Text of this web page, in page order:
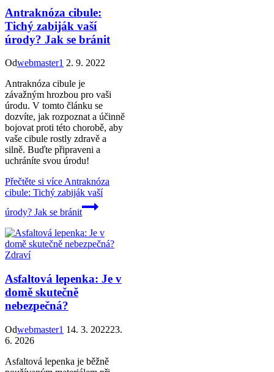
Antraknóza cibule:
Tichý zabiják vaší
úrody? Jak se bránit
Odwebmaster1 2. 9. 2022
Antraknóza cibule je
závažným hrozbou pro vaši
úrodu. V tomto článku se
dozvíte, jak rozpoznat a účinně
bojovat proti této chorobě, aby
vaše cibule rostly zdravě a
silně. Buďte připraveni a
uchráníte svou úrodu!
Přečtěte si víceAntraknóza
cibule: Tichý zabiják vaší
úrody? Jak se bránit
Zdraví
Asfaltová lepenka: Je v
domě skutečně
nebezpečná?
Odwebmaster1 14. 3. 202223.
6. 2026
Asfaltová lepenka je běžně